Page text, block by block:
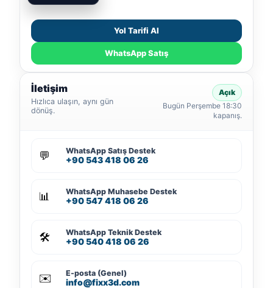
Yol Tarifi Al
WhatsApp Satış
İletişim
Hızlıca ulaşın, aynı gün
dönüş.
Açık
Bugün Perşembe 18:30
kapanış.
💬 WhatsApp Satış Destek
+90 543 418 06 26
📊 WhatsApp Muhasebe Destek
+90 547 418 06 26
🛠️ WhatsApp Teknik Destek
+90 540 418 06 26
✉️ E-posta (Genel)
info@fixx3d.com